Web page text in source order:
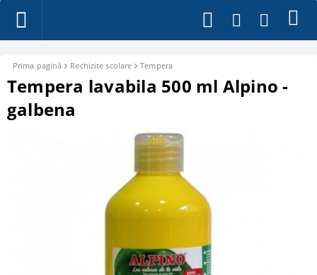
Prima pagină Rechizite scolare Tempera
Tempera lavabila 500 ml Alpino -
galbena